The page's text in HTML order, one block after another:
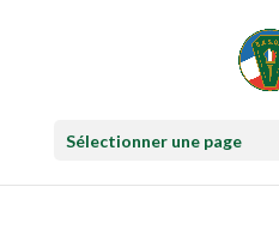
Sélectionner une page